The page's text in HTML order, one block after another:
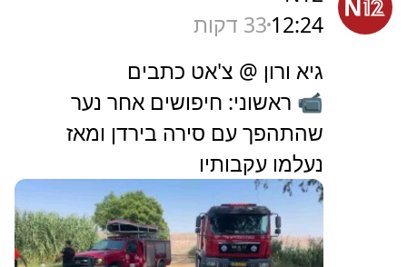
12:24 33 דקות
גיא ורון @ צ'אט כתבים
📹 ראשוני: חיפושים אחר נער
שהתהפך עם סירה בירדן ומאז
נעלמו עקבותיו